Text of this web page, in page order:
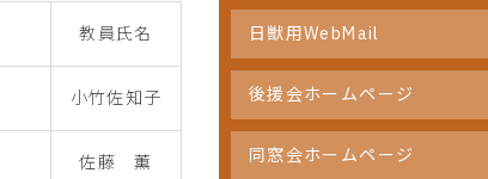
教員氏名
小竹佐知子
佐藤 薫
日獣用WebMail
後援会ホームページ
同窓会ホームページ